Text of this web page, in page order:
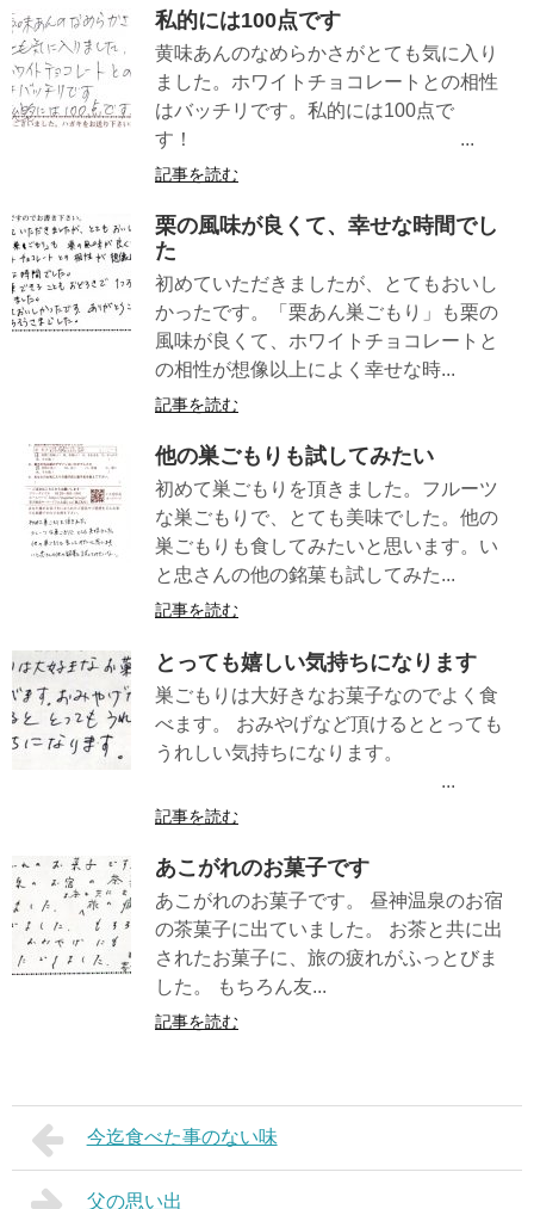
私的には100点です
黄味あんのなめらかさがとても気に入り
ました。ホワイトチョコレートとの相性
はバッチリです。私的には100点で
す！ ...
記事を読む
栗の風味が良くて、幸せな時間でし
た
初めていただきましたが、とてもおいし
かったです。「栗あん巣ごもり」も栗の
風味が良くて、ホワイトチョコレートと
の相性が想像以上によく幸せな時...
記事を読む
他の巣ごもりも試してみたい
初めて巣ごもりを頂きました。フルーツ
な巣ごもりで、とても美味でした。他の
巣ごもりも食してみたいと思います。い
と忠さんの他の銘菓も試してみた...
記事を読む
とっても嬉しい気持ちになります
巣ごもりは大好きなお菓子なのでよく食
べます。 おみやげなど頂けるととっても
うれしい気持ちになります。
...
記事を読む
あこがれのお菓子です
あこがれのお菓子です。 昼神温泉のお宿
の茶菓子に出ていました。 お茶と共に出
されたお菓子に、旅の疲れがふっとびま
した。 もちろん友...
記事を読む
今迄食べた事のない味
父の思い出